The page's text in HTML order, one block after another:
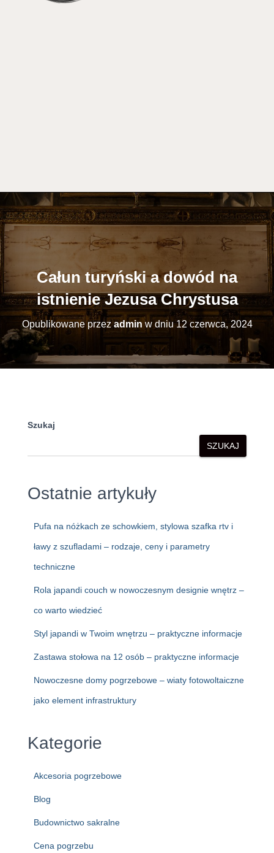
Całun turyński a dowód na
istnienie Jezusa Chrystusa
Opublikowane przezadmin w dniu12 czerwca, 2024
Szukaj
SZUKAJ
Ostatnie artykuły
Pufa na nóżkach ze schowkiem, stylowa szafka rtv i
ławy z szufladami – rodzaje, ceny i parametry
techniczne
Rola japandi couch w nowoczesnym designie wnętrz –
co warto wiedzieć
Styl japandi w Twoim wnętrzu – praktyczne informacje
Zastawa stołowa na 12 osób – praktyczne informacje
Nowoczesne domy pogrzebowe – wiaty fotowoltaiczne
jako element infrastruktury
Kategorie
Akcesoria pogrzebowe
Blog
Budownictwo sakralne
Cena pogrzebu